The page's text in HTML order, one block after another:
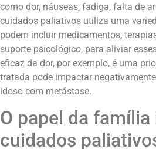
como dor, náuseas, fadiga, falta de
cuidados paliativos utiliza uma
podem incluir medicamentos,
suporte psicológico, para aliviar
eficaz da dor, por exemplo, é uma
tratada pode impactar
idoso com metástase.
O papel da família
cuidados